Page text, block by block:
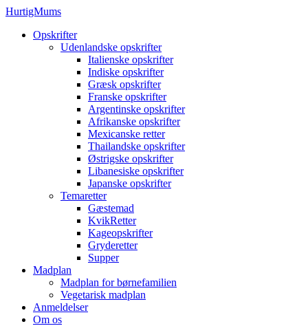
HurtigMums
Opskrifter
Udenlandske opskrifter
Italienske opskrifter
Indiske opskrifter
Græsk opskrifter
Franske opskrifter
Argentinske opskrifter
Afrikanske opskrifter
Mexicanske retter
Thailandske opskrifter
Østrigske opskrifter
Libanesiske opskrifter
Japanske opskrifter
Temaretter
Gæstemad
KvikRetter
Kageopskrifter
Gryderetter
Supper
Madplan
Madplan for børnefamilien
Vegetarisk madplan
Anmeldelser
Om os